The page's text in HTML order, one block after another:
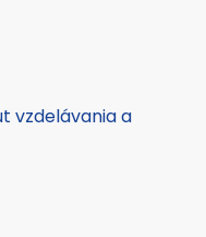
vzdelávania a